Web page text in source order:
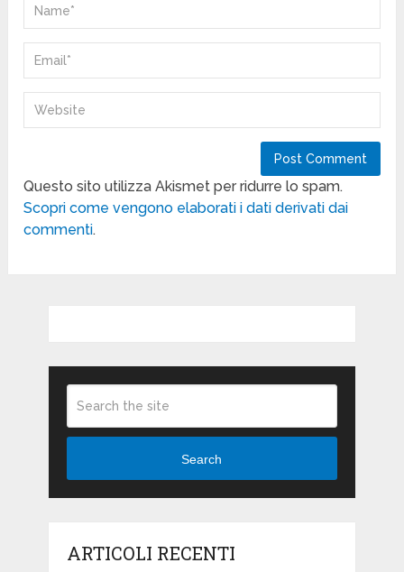
Questo sito utilizza Akismet per ridurre lo spam.
Scopri come vengono elaborati i dati derivati dai
commenti.
Search
ARTICOLI RECENTI